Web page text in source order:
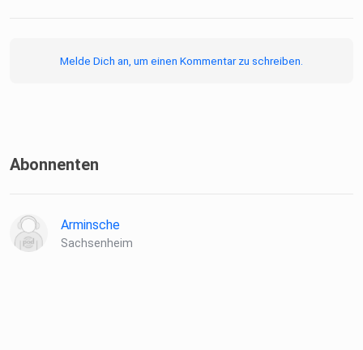
Melde Dich an, um einen Kommentar zu schreiben.
Abonnenten
Arminsche
Sachsenheim